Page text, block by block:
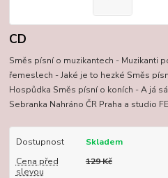
CD
Směs písní o muzikantech - Muzikanti
řemeslech - Jaké je to hezké Směs
Hospůdka Směs písní o koních - A já
Sebranka Nahráno ČR Praha a studio
Dostupnost
Skladem
Cena před
slevou
129 Kč